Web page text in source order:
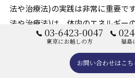
法や治療法)の実践は非常に重要で
法や治療法)は、体内のエネルギー
効果的な方法として、多くの人々に
特に天啓気功療法では、穏やかな
通じて、エネルギーの流れを最適化
03-6423-0047
東京にお越しの方 福島
お問い合わせはこち